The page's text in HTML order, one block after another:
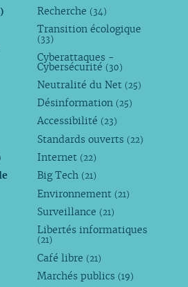
Recherche (34)
Transition écologique
(33)
Cyberattaques -
Cybersécurité (30)
Neutralité du Net (25)
Désinformation (25)
Accessibilité (23)
Standards ouverts (22)
Internet (22)
Big Tech (21)
Environnement (21)
Surveillance (21)
Libertés informatiques
(21)
Café libre (21)
Marchés publics (19)